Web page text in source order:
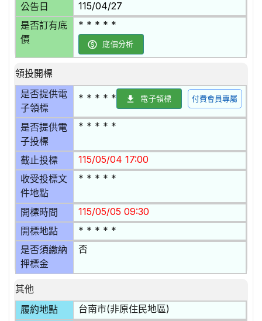
公告日 115/04/27
是否訂有底
價
* * * * *
底價分析
領投開標
是否提供電
子領標
* * * * * 電子領標 付費會員專屬
是否提供電
子投標
* * * * *
截止投標 115/05/04 17:00
收受投標文
件地點
* * * * *
開標時間 115/05/05 09:30
開標地點 * * * * *
是否須繳納
押標金
否
其他
履約地點
台南市(非原住民地區)